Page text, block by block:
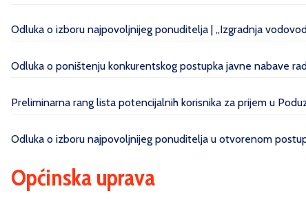
Odluka o izboru najpovoljnijeg ponuditelja | „Izgradnja
Odluka o poništenju konkurentskog postupka javne nabave
Preliminarna rang lista potencijalnih korisnika za prijem u
Odluka o izboru najpovoljnijeg ponuditelja u otvorenom
Općinska uprava